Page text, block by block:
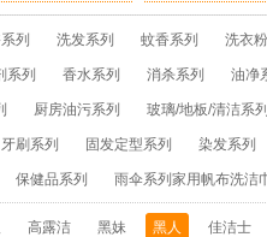
列 洗发系列 蚊香系列 洗衣
系列 香水系列 消杀系列 油净
厨房油污系列 玻璃/地板/清洁系
牙刷系列 固发定型系列 染发系列
保健品系列 雨伞系列家用帆布洗洁
高露洁 黑妹 黑人 佳洁士